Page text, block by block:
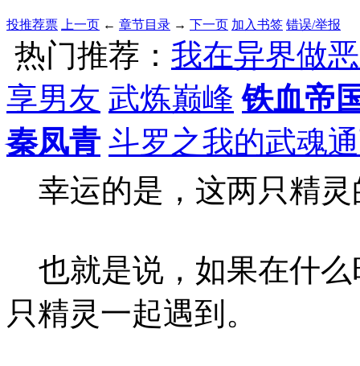
投推荐票 上一页 ← 章节目录 → 下一页 加入书签 错误/举报
热门推荐： 我在异界做
享男友 武炼巅峰 铁血帝
秦凤青 斗罗之我的武魂
幸运的是，这两只精灵
也就是说，如果在什么
只精灵一起遇到。